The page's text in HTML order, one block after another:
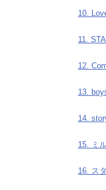
10.
11.
12.
13.
14.
15. ミ
16. ス